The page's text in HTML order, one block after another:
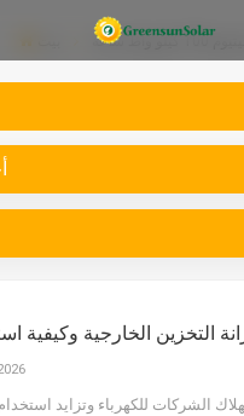
التخزين الخارجية وكيفية
الشركات للكهرباء وتزايد